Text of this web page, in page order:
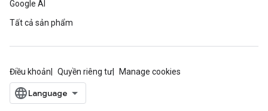
Google AI
Tất cả sản phẩm
Điều khoản Quyền riêng tư Manage cookies